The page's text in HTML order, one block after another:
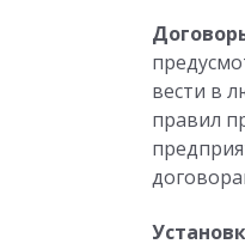
вести в
правил